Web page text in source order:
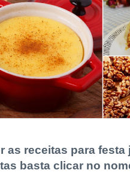
as receitas para festa
basta clicar no